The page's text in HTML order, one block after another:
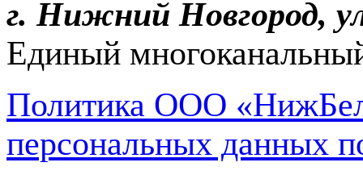
г. Нижний Новгород,
Единый
Политика ООО
персональных данных